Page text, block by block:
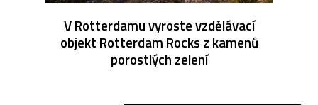
V Rotterdamu vyroste vzdělávací
objekt Rotterdam Rocks z kamenů
porostlých zelení